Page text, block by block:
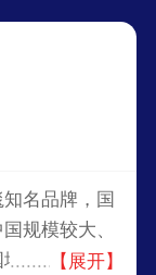
名品牌，国
规模较大、
毯协会指定
【展开】